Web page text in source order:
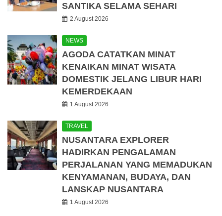
SANTIKA SELAMA SEHARI
2 August 2026
NEWS
AGODA CATATKAN MINAT
KENAIKAN MINAT WISATA
DOMESTIK JELANG LIBUR HARI
KEMERDEKAAN
1 August 2026
TRAVEL
NUSANTARA EXPLORER
HADIRKAN PENGALAMAN
PERJALANAN YANG MEMADUKAN
KENYAMANAN, BUDAYA, DAN
LANSKAP NUSANTARA
1 August 2026